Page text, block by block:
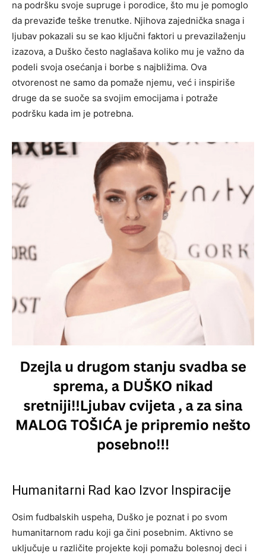
na podršku svoje supruge i porodice, što mu je pomoglo
da prevaziđe teške trenutke. Njihova zajednička snaga i
ljubav pokazali su se kao ključni faktori u prevazilaženju
izazova, a Duško često naglašava koliko mu je važno da
podeli svoja osećanja i borbe s najbližima. Ova
otvorenost ne samo da pomaže njemu, već i inspiriše
druge da se suoče sa svojim emocijama i potraže
podršku kada im je potrebna.
Humanitarni Rad kao Izvor Inspiracije
Osim fudbalskih uspeha, Duško je poznat i po svom
humanitarnom radu koji ga čini posebnim. Aktivno se
uključuje u različite projekte koji pomažu bolesnoj deci i